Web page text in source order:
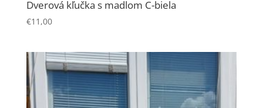
Dverová kľučka s madlom C-biela
€11,00